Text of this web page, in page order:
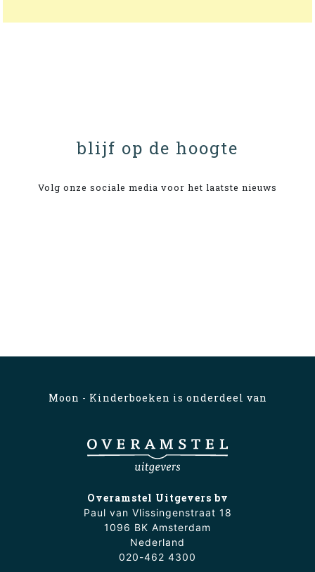
blijf op de hoogte
Volg onze sociale media voor het laatste nieuws
Moon - Kinderboeken is onderdeel van
Overamstel Uitgevers bv
Paul van Vlissingenstraat 18
1096 BK Amsterdam
Nederland
020-462 4300